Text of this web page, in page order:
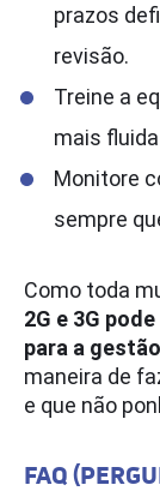
prazos
revisão.
Treine a
mais
Monitore
sempre
Como toda
2G e 3G
para a gestão
maneira de
e que não
FAQ